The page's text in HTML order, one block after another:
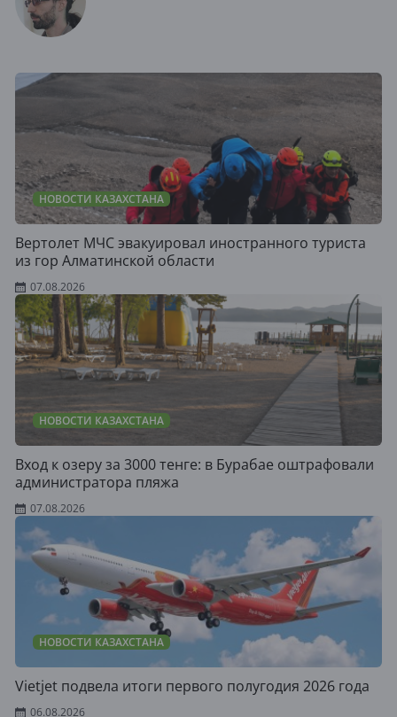
НОВОСТИ КАЗАХСТАНА
Вертолет МЧС эвакуировал иностранного туриста
из гор Алматинской области
07.08.2026
НОВОСТИ КАЗАХСТАНА
Вход к озеру за 3000 тенге: в Бурабае оштрафовали
администратора пляжа
07.08.2026
НОВОСТИ КАЗАХСТАНА
Vietjet подвела итоги первого полугодия 2026 года
06.08.2026